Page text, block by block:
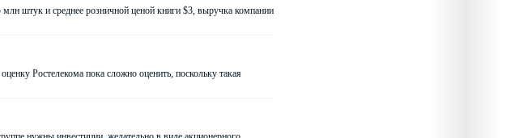
млн штук и среднее розничной ценой книги $3, выручка компании
Ростелекома пока сложно оценить, поскольку такая